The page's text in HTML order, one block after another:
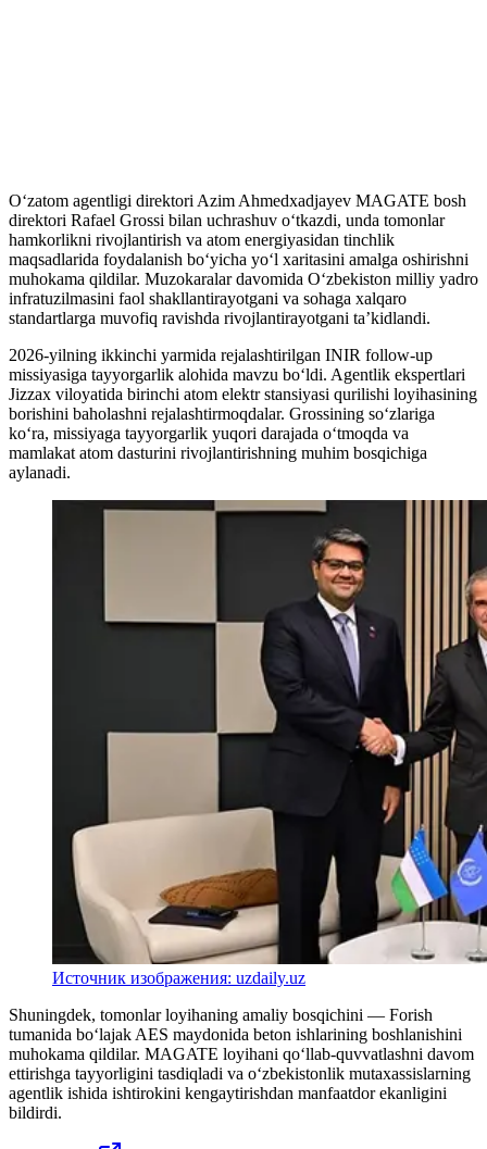
O‘zatom agentligi direktori Azim Ahmedxadjayev MAGATE bosh
direktori Rafael Grossi bilan uchrashuv o‘tkazdi, unda tomonlar
hamkorlikni rivojlantirish va atom energiyasidan tinchlik
maqsadlarida foydalanish bo‘yicha yo‘l xaritasini amalga oshirishni
muhokama qildilar. Muzokaralar davomida O‘zbekiston milliy yadro
infratuzilmasini faol shakllantirayotgani va sohaga xalqaro
standartlarga muvofiq ravishda rivojlantirayotgani ta’kidlandi.
2026-yilning ikkinchi yarmida rejalashtirilgan INIR follow-up
missiyasiga tayyorgarlik alohida mavzu bo‘ldi. Agentlik ekspertlari
Jizzax viloyatida birinchi atom elektr stansiyasi qurilishi loyihasining
borishini baholashni rejalashtirmoqdalar. Grossining so‘zlariga
ko‘ra, missiyaga tayyorgarlik yuqori darajada o‘tmoqda va
mamlakat atom dasturini rivojlantirishning muhim bosqichiga
aylanadi.
Источник изображения: uzdaily.uz
Shuningdek, tomonlar loyihaning amaliy bosqichini — Forish
tumanida bo‘lajak AES maydonida beton ishlarining boshlanishini
muhokama qildilar. MAGATE loyihani qo‘llab-quvvatlashni davom
ettirishga tayyorligini tasdiqladi va o‘zbekistonlik mutaxassislarning
agentlik ishida ishtirokini kengaytirishdan manfaatdor ekanligini
bildirdi.